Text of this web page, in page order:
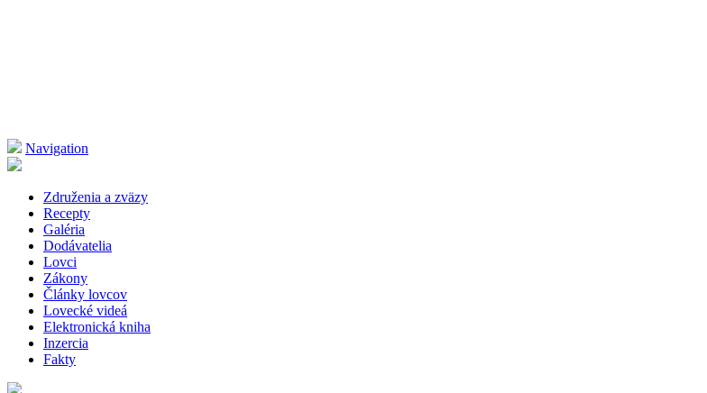
Navigation
Združenia a zväzy
Recepty
Galéria
Dodávatelia
Lovci
Zákony
Články lovcov
Lovecké videá
Elektronická kniha
Inzercia
Fakty